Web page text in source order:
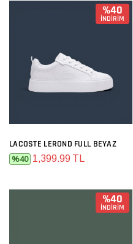
%40
İNDİRİM
LACOSTE LEROND FULL BEYAZ
%40 1,399.99 TL
%40
İNDİRİM